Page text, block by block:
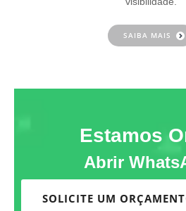
SAIBA MAIS
Estamos
Abrir
SOLICITE UM